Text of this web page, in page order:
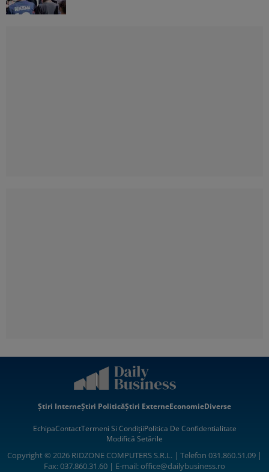
Știri InterneȘtiri PoliticăȘtiri ExterneEconomieDiverse
EchipaContactTermeni Si CondițiiPolitica De Confidentialitate
Modifică Setările
Copyright © 2026 RIDZONE COMPUTERS S.R.L. | Telefon 031.860.51.09 |
Fax: 037.860.31.60 | E-mail:office@dailybusiness.ro